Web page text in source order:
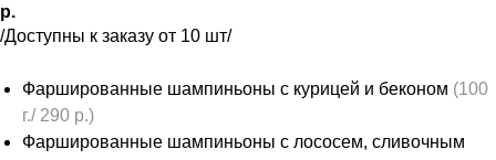
р.
/Доступны к заказу от 10 шт/
Фаршированные шампиньоны с курицей и беконом (100
г./ 290 р.)
Фаршированные шампиньоны с лососем, сливочным